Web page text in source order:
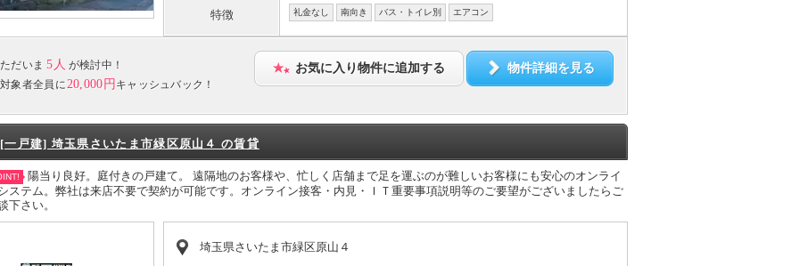
特徴 礼金なし 南向き バス・トイレ別 エアコン
ただいま 5人 が検討中！
対象者全員に20,000円 キャッシュバック！
お気に入り物件に追加する 物件詳細を見る
[一戸建] 埼玉県さいたま市緑区原山４ の賃貸
陽当り良好。庭付きの戸建て。 遠隔地のお客様や、忙しく店舗まで足を運ぶのが難しいお客様にも安心のオンライ
ステム。弊社は来店不要で契約が可能です。オンライン接客・内見・ＩＴ重要事項説明等のご要望がございましたらご
下さい。
埼玉県さいたま市緑区原山４